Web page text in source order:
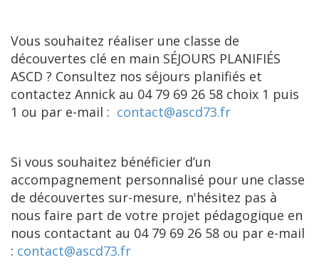
Vous souhaitez réaliser une classe de
découvertes clé en main SÉJOURS PLANIFIÉS
ASCD ? Consultez nos séjours planifiés et
contactez Annick au 04 79 69 26 58 choix 1 puis
1 ou par e-mail : contact@ascd73.fr
Si vous souhaitez bénéficier d’un
accompagnement personnalisé pour une classe
de découvertes sur-mesure, n'hésitez pas à
nous faire part de votre projet pédagogique en
nous contactant au 04 79 69 26 58 ou par e-mail
: contact@ascd73.fr